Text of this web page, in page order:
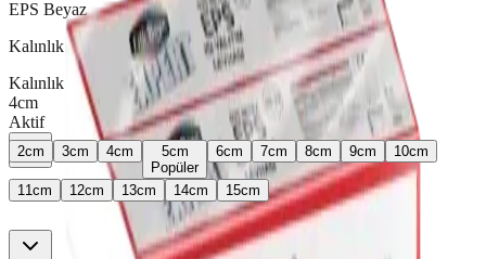
EPS Beyaz
Kalınlık
Kalınlık ayarı
4cm
Aktif
2cm 3cm 4cm 5cm
Popüler
6cm 7cm 8cm 9cm 10cm
11 cm 12cm 13cm 14cm 15cm